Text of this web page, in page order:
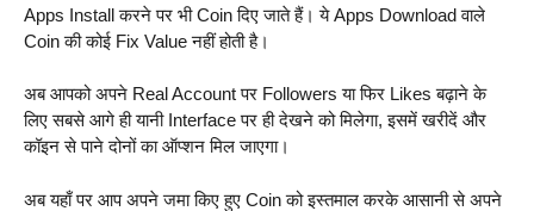
Apps Install करने पर भी Coin दिए जाते हैं। ये Apps Download वाले
Coin की कोई Fix Value नहीं होती है।
अब आपको अपने Real Account पर Followers या फिर Likes बढ़ाने के
लिए सबसे आगे ही यानी Interface पर ही देखने को मिलेगा, इसमें खरीदें और
कॉइन से पाने दोनों का ऑप्शन मिल जाएगा।
अब यहाँ पर आप अपने जमा किए हुए Coin को इस्तमाल करके आसानी से अपने